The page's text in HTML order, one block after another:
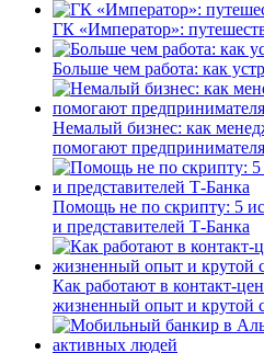
ГК «Император»:
Больше чем работа: как
Немалый бизнес: как
помогают
Помощь не по скрипту: 5
и представителей Т-Банка
Как работают в контакт-
жизненный опыт и крутой